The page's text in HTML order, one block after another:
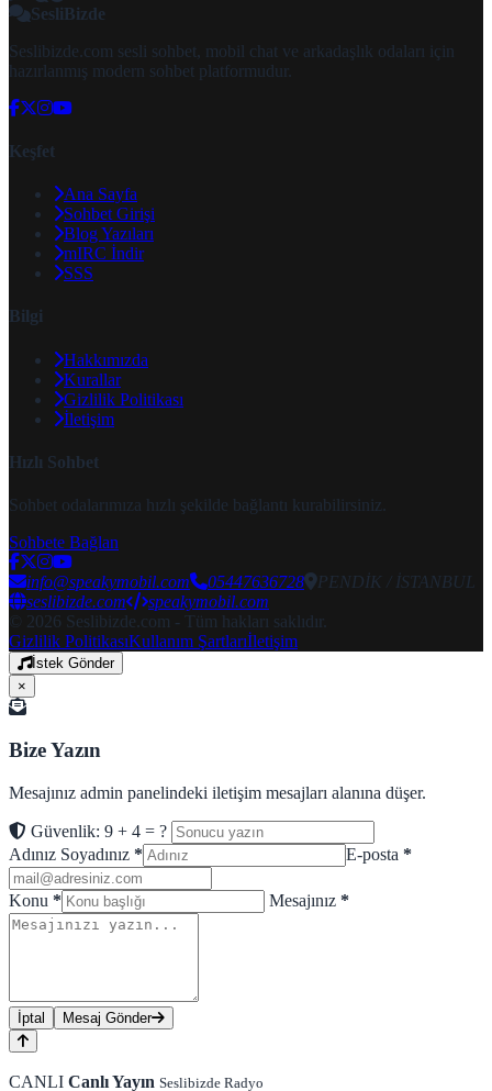
SesliBizde
Seslibizde.com sesli sohbet, mobil chat ve arkadaşlık odaları için
hazırlanmış modern sohbet platformudur.
Keşfet
Ana Sayfa
Sohbet Girişi
Blog Yazıları
mIRC İndir
SSS
Bilgi
Hakkımızda
Kurallar
Gizlilik Politikası
İletişim
Hızlı Sohbet
Sohbet odalarımıza hızlı şekilde bağlantı kurabilirsiniz.
Sohbete Bağlan
info@speakymobil.com 05447636728
PENDİK / İSTANBUL
seslibizde.com
speakymobil.com
© 2026 Seslibizde.com - Tüm hakları saklıdır.
Gizlilik PolitikasıKullanım Şartlarıİletişim
İstek Gönder
×
Bize Yazın
Mesajınız admin panelindeki iletişim mesajları alanına düşer.
Güvenlik: 9 + 4 = ?
Adınız Soyadınız * E-posta *
Konu * Mesajınız *
İptal Mesaj Gönder
CANLI Canlı Yayın Seslibizde Radyo